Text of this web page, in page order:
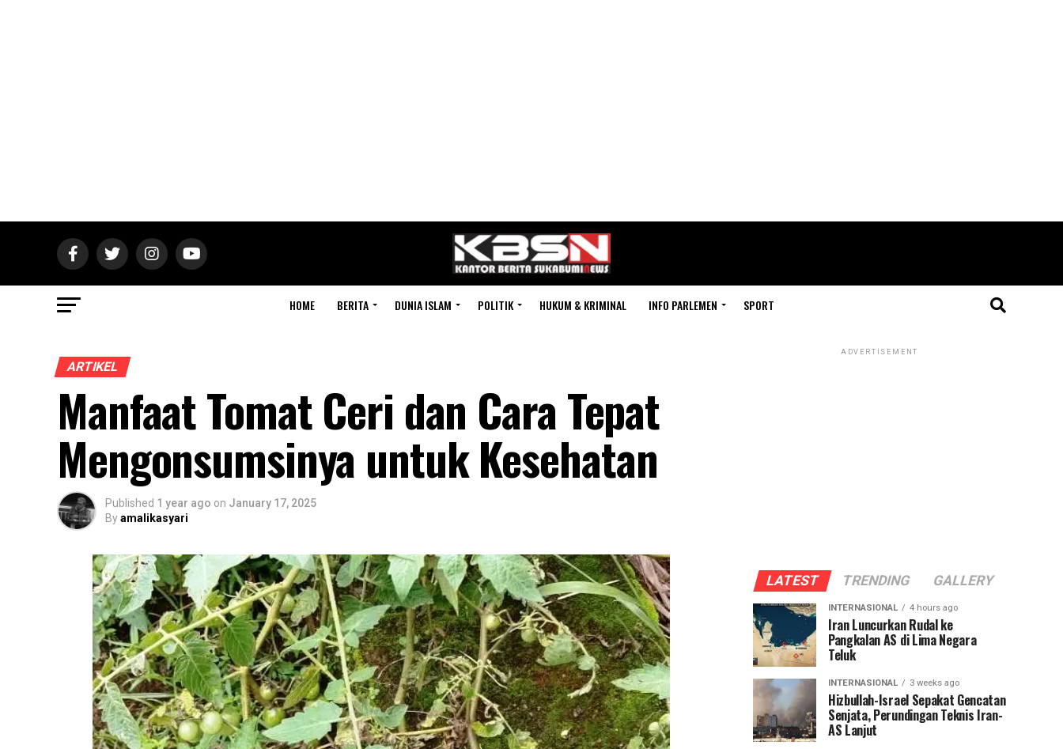
HOME BERITA DUNIA ISLAM POLITIK HUKUM & KRIMINAL INFO PARLEMEN SPORT
ARTIKEL
Manfaat Tomat Ceri dan Cara Tepat
Mengonsumsinya untuk Kesehatan
Published 1 year ago on January 17, 2025
Byamalikasyari
ADVERTISEMENT
LATEST TRENDING GALLERY
INTERNASIONAL 4 hours ago
Iran Luncurkan Rudal ke
Pangkalan AS di Lima Negara
Teluk
INTERNASIONAL 3 weeks ago
Hizbullah-Israel Sepakat Gencatan
Senjata, Perundingan Teknis Iran-
AS Lanjut